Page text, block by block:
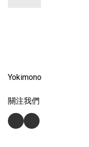
Yokimono
關注我們